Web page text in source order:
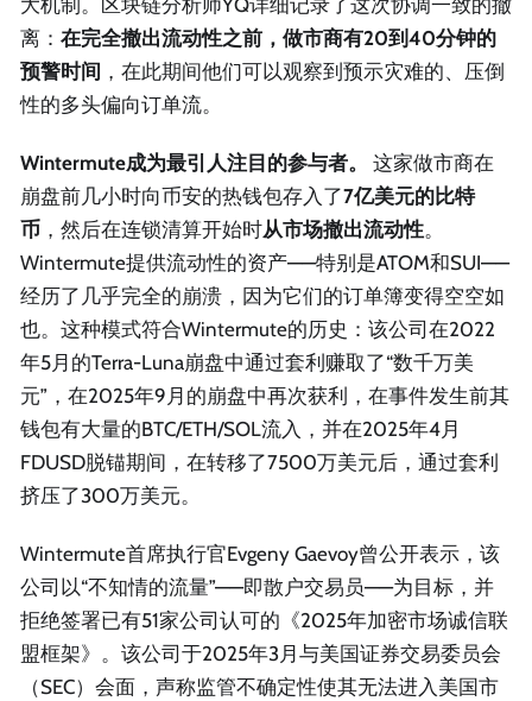
离： 在完全撤出流动性之前，做市商有20到40分钟的
预警时间 ，在此期间他们可以观察到预示灾难的、压倒
性的多头偏向订单流。
Wintermute成为最引人注目的参与者。
这家做市商在
崩盘前几小时向币安的热钱包存入了7亿美元的比特
币 ，然后在连锁清算开始时从市场撤出流动性。
Wintermute提供流动性的资产——特别是ATOM和SUI——
经历了几乎完全的崩溃，因为它们的订单簿变得空空如
也。这种模式符合Wintermute的历史：该公司在2022
年5月的Terra-Luna崩盘中通过套利赚取了“数千万美
元”，在2025年9月的崩盘中再次获利，在事件发生前其
钱包有大量的BTC/ETH/SOL流入，并在2025年4月
FDUSD脱锚期间，在转移了7500万美元后，通过套利
挤压了300万美元。
Wintermute首席执行官Evgeny Gaevoy曾公开表示，该
公司以“不知情的流量”——即散户交易员——为目标，并
拒绝签署已有51家公司认可的《2025年加密市场诚信联
盟框架》。该公司于2025年3月与美国证券交易委员会
（SEC）会面，声称监管不确定性使其无法进入美国市